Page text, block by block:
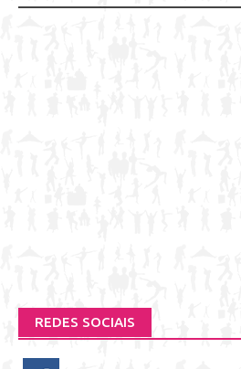
REDES SOCIAIS